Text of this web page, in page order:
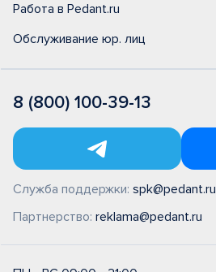
Работа в Pedant.ru
Обслуживание юр. лиц
8 (800) 100-39-13
Служба поддержки: spk@pedant.ru
Партнерство: reklama@pedant.ru